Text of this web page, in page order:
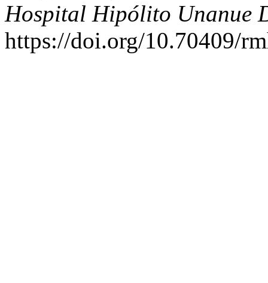
Hospital Hipólito Unanue
https://doi.org/10.70409/